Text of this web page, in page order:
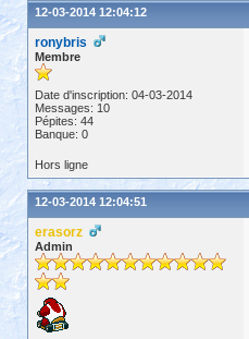
12-03-2014 12:04:12
ronybris
Membre
Date d'inscription: 04-03-2014
Messages: 10
Pépites: 44
Banque: 0
Hors ligne
12-03-2014 12:04:51
erasorz
Admin